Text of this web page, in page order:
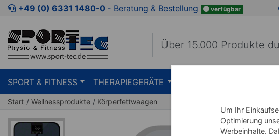
Zum Kaufbereich springen Zur Produktbeschreibung springen Zu den
+49 (0) 6331 1480-0 ‐ Beratung & Bestellung verfügbar
SPORT & FITNESS THERAPIEGERÄTE
Start Wellnessprodukte Körperfettwaagen
Um Ihr
Optimierung
Werbeinhalte.